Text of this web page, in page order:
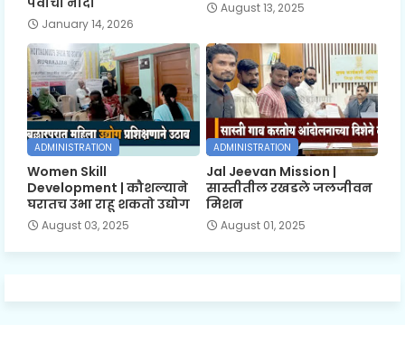
January 14, 2026
August 13, 2025
ADMINISTRATION
Women Skill
Development | कौशल्याने
घरातच उभा राहू शकतो उद्योग
August 03, 2025
ADMINISTRATION
Jal Jeevan Mission |
सास्तीतील रखडले जलजीवन
मिशन
August 01, 2025